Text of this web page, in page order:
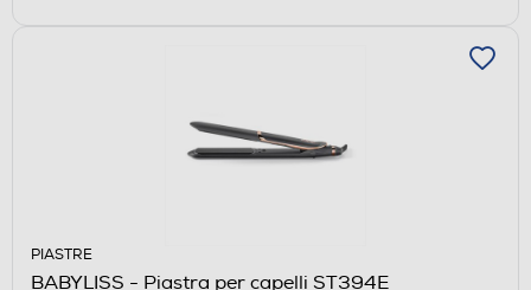
PIASTRE
BABYLISS - Piastra per capelli ST394E